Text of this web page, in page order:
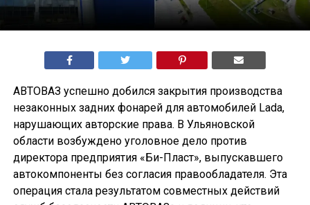
АВТОВАЗ успешно добился закрытия производства
незаконных задних фонарей для автомобилей Lada,
нарушающих авторские права. В Ульяновской
области возбуждено уголовное дело против
директора предприятия «Би-Пласт», выпускавшего
автокомпоненты без согласия правообладателя. Эта
операция стала результатом совместных действий